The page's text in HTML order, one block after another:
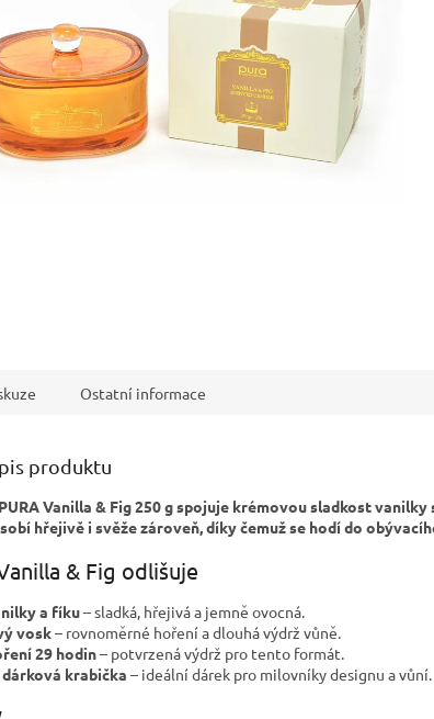
Ostatní informace
produktu
PURA Vanilla & Fig 250 g spojuje krémovou sladkost
hřejivě i svěže zároveň, díky čemuž se hodí do
& Fig odlišuje
a fíku– sladká, hřejivá a jemně ovocná.
vosk– rovnoměrné hoření a dlouhá výdrž vůně.
29 hodin– potvrzená výdrž pro tento formát.
krabička – ideální dárek pro milovníky designu a vůní.